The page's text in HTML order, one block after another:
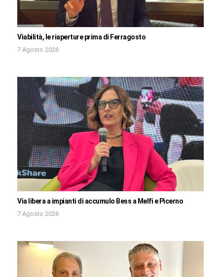
Viabilità, le riaperture prima di Ferragosto
7 Agosto 2026
Via libera a impianti di accumulo Bess a Melfi e Picerno
7 Agosto 2026